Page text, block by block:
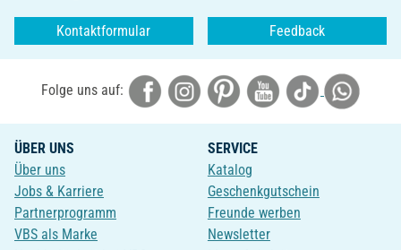
Kontaktformular Feedback
Folge uns auf:
ÜBER UNS
Über uns
Jobs & Karriere
Partnerprogramm
VBS als Marke
SERVICE
Katalog
Geschenkgutschein
Freunde werben
Newsletter